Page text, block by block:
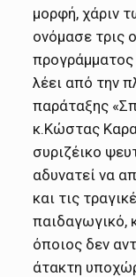
μορφή, χάριν
ονόμασε τρις
λέει από την
παράταξης
κ.Κώστας
συριζέικο
αδυνατεί να
και τις
παιδαγωγικό,
όποιος δεν
άτακτη